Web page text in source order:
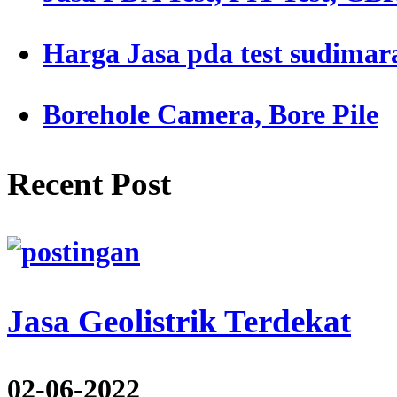
Harga Jasa pda test
Borehole Camera, Bore Pile
Recent Post
Jasa Geolistrik Terdekat
02-06-2022